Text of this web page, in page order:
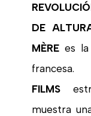
DE
MÈREes la
FILMS
muestra